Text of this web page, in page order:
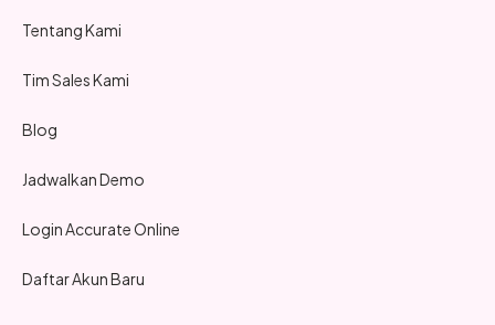
Tentang Kami
Tim Sales Kami
Blog
Jadwalkan Demo
Login Accurate Online
Daftar Akun Baru